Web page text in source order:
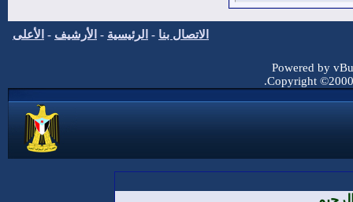
الاتصال بنا - الرئيسية - الأرشيف - الأعلى
Powered by
Copyright